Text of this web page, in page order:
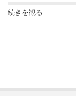
続きを観る